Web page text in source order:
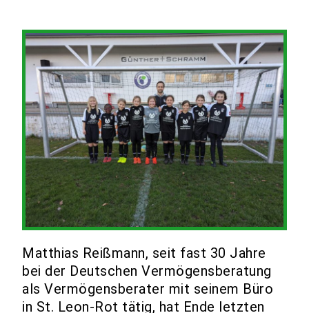
Matthias Reißmann, seit fast 30 Jahre
bei der Deutschen Vermögensberatung
als Vermögensberater mit seinem Büro
in St. Leon-Rot tätig, hat Ende letzten